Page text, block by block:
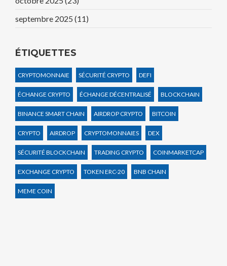
septembre 2025 (11)
ÉTIQUETTES
CRYPTOMONNAIE SÉCURITÉ CRYPTO DEFI
ÉCHANGE CRYPTO ÉCHANGE DÉCENTRALISÉ BLOCKCHAIN
BINANCE SMART CHAIN AIRDROP CRYPTO BITCOIN
CRYPTO AIRDROP CRYPTOMONNAIES DEX
SÉCURITÉ BLOCKCHAIN TRADING CRYPTO COINMARKETCAP
EXCHANGE CRYPTO TOKEN ERC-20 BNB CHAIN
MEME COIN